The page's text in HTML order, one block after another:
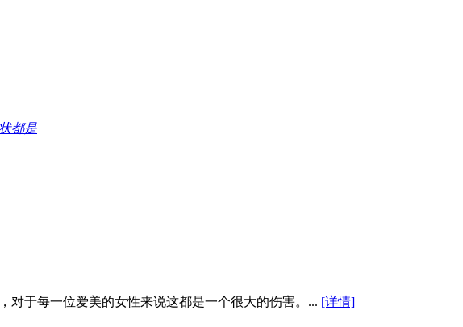
都是
对于每一位爱美的女性来说这都是一个很大的伤害。... [详情]